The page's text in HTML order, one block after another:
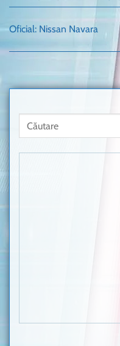
Oficial: Nissan Navara